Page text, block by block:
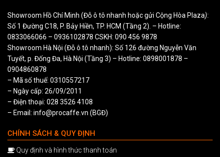
Showroom Hồ Chí Minh (Đỗ ô tô nhanh hoặc gửi Cộng Hòa Plaza):
Số 1 Đường C18, P. Bảy Hiền, TP. HCM (Tầng 2). – Hotline:
0833066066 – 0936102878 CSKH: 090 456 9878
Showroom Hà Nội (Đỗ ô tô nhanh): Số 126 đường Nguyễn Văn
Tuyết, p. Đống Đa, Hà Nội (Tầng 3) – Hotline: 0898001878 –
0904860878
– Mã số thuế: 0310557217
– Ngày cấp: 26/09/2011
– Điện thoại: 028 3526 4108
– Email: info@procaffe.vn (BGĐ)
CHÍNH SÁCH & QUY ĐỊNH
Quy định và hình thức thanh toán